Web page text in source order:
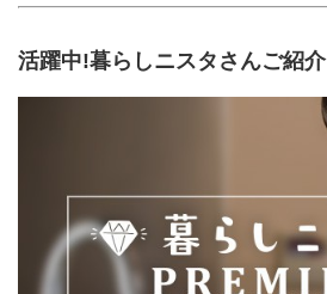
活躍中!暮らしニスタさんご紹介